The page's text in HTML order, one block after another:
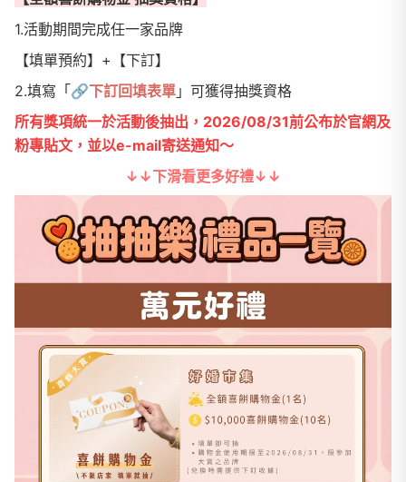
1.活動期間完成任一家品牌
【填單預約】+【下訂】
2.填寫「 🔗下訂回填表單 」可獲得抽獎資格
所有獎項統一於活動後抽出，2026/08/31前公布於官網及
粉專貼文，並以e-mail寄送通知～
↓↓下滑看更多好禮↓↓